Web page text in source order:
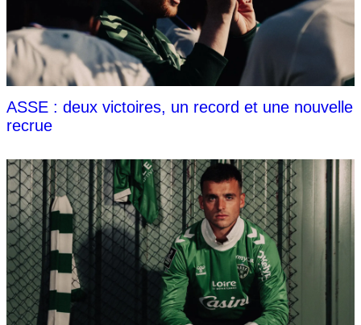
ASSE : deux victoires, un record et une nouvelle
recrue